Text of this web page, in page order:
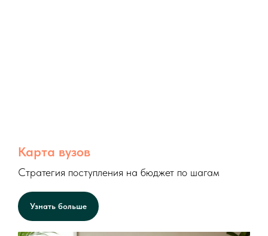
Карта вузов
Стратегия поступления на бюджет по шагам
Узнать больше